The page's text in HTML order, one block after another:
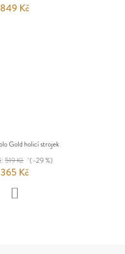
849 Kč
Gold holicí strojek
519 Kč (–29 %)
365 Kč